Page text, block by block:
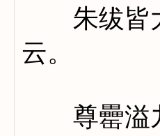
朱绂皆大
云。
尊罍溢九